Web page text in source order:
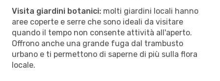
Visita giardini botanici: molti giardini locali hanno
aree coperte e serre che sono ideali da visitare
quando il tempo non consente attività all'aperto.
Offrono anche una grande fuga dal trambusto
urbano e ti permettono di saperne di più sulla flora
locale.